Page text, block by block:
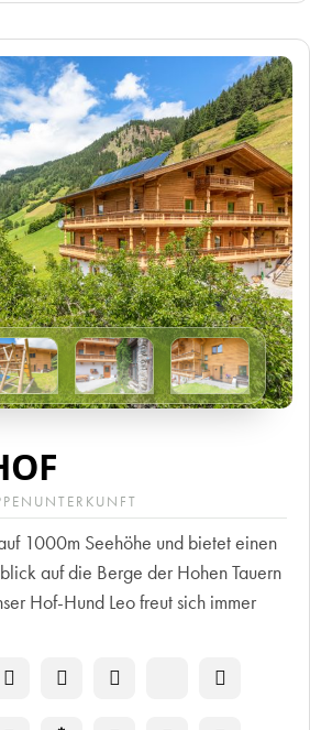
1000m Seehöhe und bietet einen
auf die Berge der Hohen Tauern
Hof-Hund Leo freut sich immer